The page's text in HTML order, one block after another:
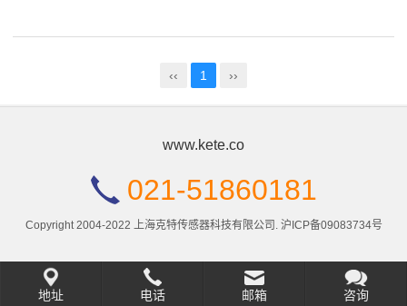
‹‹ 1 ››
www.kete.co
021-51860181
Copyright 2004-2022 上海克特传感器科技有限公司. 沪ICP备09083734号
地址 电话 邮箱 咨询